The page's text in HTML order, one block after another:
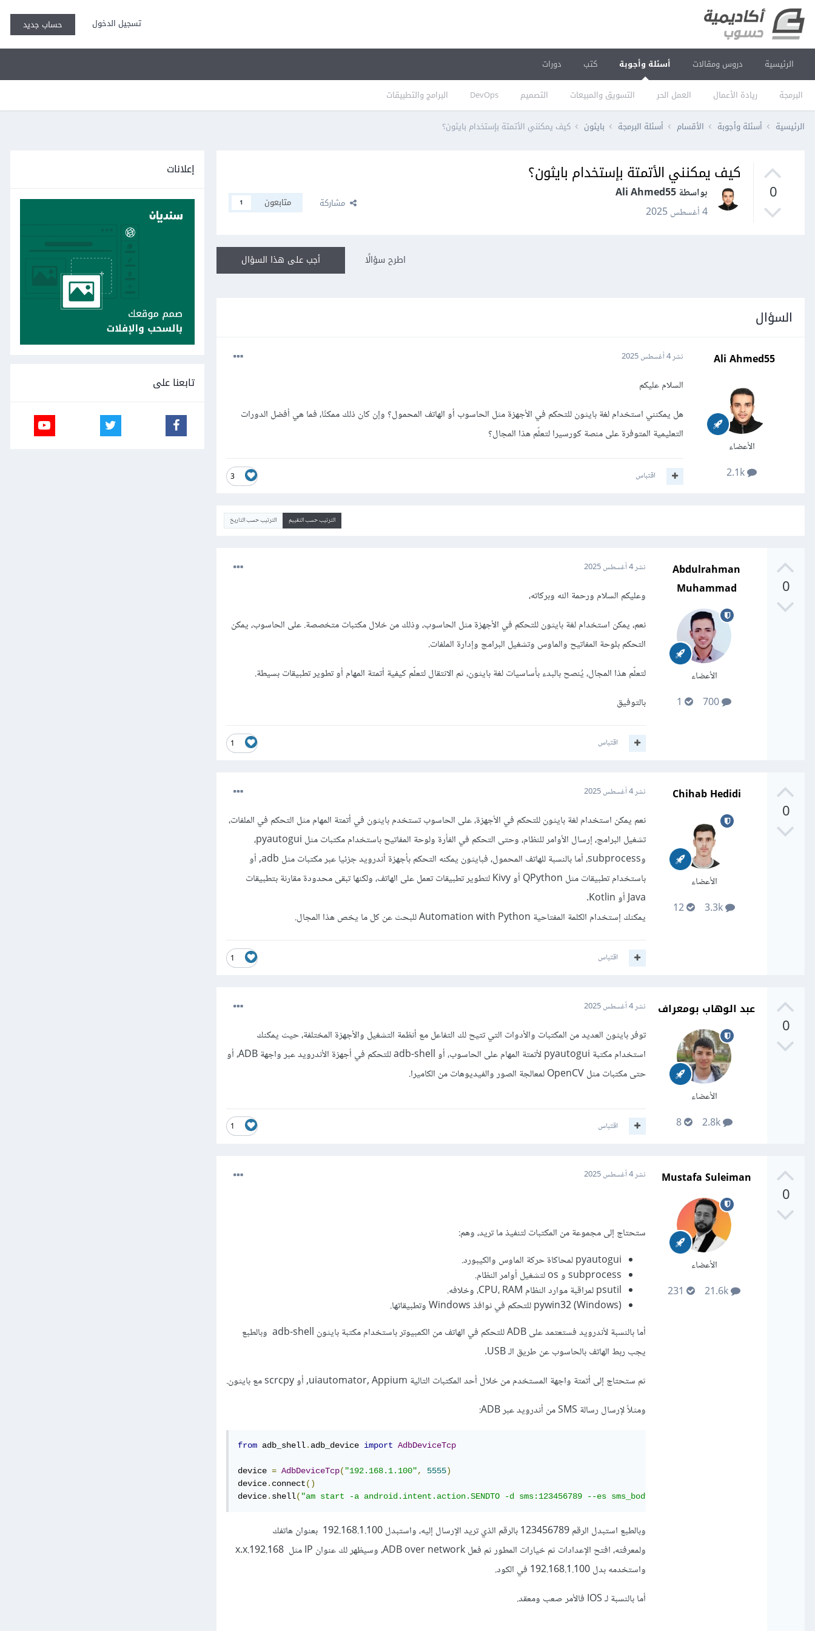
تسجيل الدخول حساب جديد
الرئيسية دروس ومقالات أسئلة وأجوبة
البرمجة ريادة الأعمال العمل الحر التسويق والمبيعات التصميم DevOps البرامج والتطبيقات
كتب دورات
الرئيسية أسئلة وأجوبة الأقسام أسئلة البرمجة بايثون كيف يمكنني الأتمتة بإستخدام بايثون؟
0
كيف يمكنني الأتمتة بإستخدام بايثون؟
بواسطة Ali Ahmed55
4 أغسطس 2025
مشاركة متابعون 1
أجب على هذا السؤال اطرح سؤالًا
السؤال
Ali Ahmed55
الأعضاء
نشر4 أغسطس 2025
السلام عليكم
هل يمكنني استخدام لغة بايثون للتحكم في الأجهزة مثل الحاسوب أو الهاتف المحمول؟ وإن كان ذلك ممكنًا، فما هي أفضل الدورات
التعليمية المتوفرة على منصة كورسيرا لتعلّم هذا المجال؟
3 اقتباس
الترتيب حسب التقييم الترتيب حسب التاريخ
0
Abdulrahman
Muhammad
الأعضاء
نشر4 أغسطس 2025
وعليكم السلام ورحمة الله وبركاته،
نعم، يمكن استخدام لغة بايثون للتحكم في الأجهزة مثل الحاسوب، وذلك من خلال مكتبات متخصصة. على الحاسوب، يمكن
التحكم بلوحة المفاتيح والماوس وتشغيل البرامج وإدارة الملفات.
لتعلّم هذا المجال، يُنصح بالبدء بأساسيات لغة بايثون، ثم الانتقال لتعلّم كيفية أتمتة المهام أو تطوير تطبيقات بسيطة.
بالتوفيق
1 اقتباس
0
Chihab Hedidi
الأعضاء
نشر4 أغسطس 2025
نعم يمكن استخدام لغة بايثون للتحكم في الأجهزة، على الحاسوب تستخدم بايثون في أتمتة المهام مثل التحكم في الملفات،
تشغيل البرامج، إرسال الأوامر للنظام، وحتى التحكم في الفأرة ولوحة المفاتيح باستخدام مكتبات مثل pyautogui،
وsubprocess، أما بالنسبة للهاتف المحمول، فبايثون يمكنه التحكم بأجهزة أندرويد جزئيا عبر مكتبات مثل adb, أو
باستخدام تطبيقات مثل QPython أو Kivy لتطوير تطبيقات تعمل على الهاتف، ولكنها تبقى محدودة مقارنة بتطبيقات
Java أو Kotlin.
يمكنك إستخدام الكلمة المفتاحية Automation with Python للبحث عن كل ما يخص هذا المجال.
1 اقتباس
0
عبد الوهاب بومعراف
الأعضاء
2.8k
8
نشر4 أغسطس 2025
توفر بايثون العديد من المكتبات والأدوات التي تتيح لك التفاعل مع أنظمة التشغيل والأجهزة المختلفة، حيث يمكنك
استخدام مكتبة pyautogui لأتمتة المهام على الحاسوب، أو adb-shell للتحكم في أجهزة الأندرويد عبر واجهة ADB، أو
حتى مكتبات مثل OpenCV لمعالجة الصور والفيديوهات من الكاميرا.
1 اقتباس
0
Mustafa Suleiman
الأعضاء
نشر4 أغسطس 2025
ستحتاج إلى مجموعة من المكتبات لتنفيذ ما تريد، وهم:
pyautogui لمحاكاة حركة الماوس والكيبورد.
subprocess و os لتشغيل أوامر النظام.
psutil لمراقبة موارد النظام CPU، RAM، وخلافه.
pywin32 (Windows) للتحكم في نوافذ Windows وتطبيقاتها.
أما بالنسبة لأندرويد فستعتمد على ADB للتحكم في الهاتف من الكمبيوتر باستخدام مكتبة بايثون adb-shell وبالطبع
يجب ربط الهاتف بالحاسوب عن طريق الـ USB.
ثم ستحتاج إلى أتمتة واجهة المستخدم من خلال أحد المكتبات التالية uiautomator, Appium, أو scrcpy مع بايثون.
ومثلاً لإرسال رسالة SMS من أندرويد عبر ADB:
from adb_shell. adb_device import AdbDeviceTcp
device = AdbDeviceTcp( "192.168.1.100", 5555)
device. connect()
device. shell(
وبالطبع استبدل الرقم 123456789 بالرقم الذي تريد الإرسال إليه، واستبدل 192.168.1.100 بعنوان هاتفك
ولمعرفته، افتح الإعدادات ثم خيارات المطور ثم فعل ADB over network، وسيظهر لك عنوان IP مثل 192.168.x.x
واستخدمه بدل 192.168.1.100 في الكود.
أما بالنسبة لـ IOS فالأمر صعب ومعقد.
إعلانات
تابعنا على